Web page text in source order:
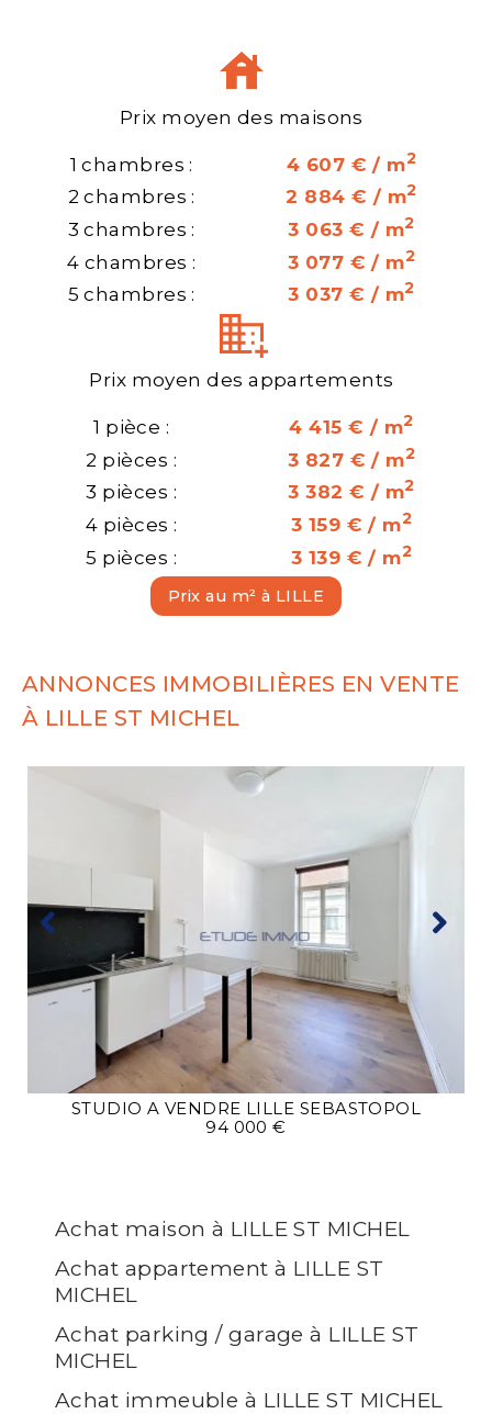
Prix moyen des maisons
1 chambres : 4 607 € / m2
2 chambres : 2 884 € / m2
3 chambres : 3 063 € / m2
4 chambres : 3 077 € / m2
5 chambres : 3 037 € / m2
Prix moyen des appartements
1 pièce : 4 415 € / m2
2 pièces : 3 827 € / m2
3 pièces : 3 382 € / m2
4 pièces : 3 159 € / m2
5 pièces : 3 139 € / m2
Prix au m² à LILLE
ANNONCES IMMOBILIÈRES EN VENTE
À LILLE ST MICHEL
STUDIO A VENDRE LILLE SEBASTOPOL
94 000 €
Achat maison à LILLE ST MICHEL
Achat appartement à LILLE ST
MICHEL
Achat parking / garage à LILLE ST
MICHEL
Achat immeuble à LILLE ST MICHEL